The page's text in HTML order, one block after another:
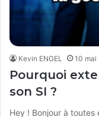
Kevin ENGEL 10 mai
Pourquoi
son SI ?
Hey ! Bonjour à